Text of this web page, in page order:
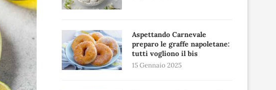
Aspettando Carnevale
preparo le graffe napoletane:
tutti vogliono il bis
15 Gennaio 2025